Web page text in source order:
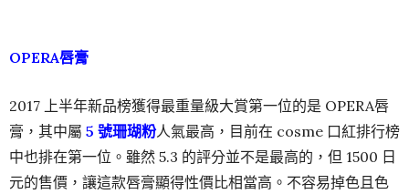
OPERA唇膏
2017 上半年新品榜獲得最重量級大賞第一位的是 OPERA唇
膏，其中屬 5 號珊瑚粉人氣最高，目前在 cosme 口紅排行榜
中也排在第一位。雖然 5.3 的評分並不是最高的，但 1500 日
元的售價，讓這款唇膏顯得性價比相當高。不容易掉色且色